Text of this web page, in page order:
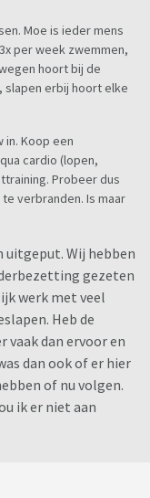
Moe is ieder mens
per week zwemmen,
hoort bij de
slapen erbij hoort elke
in. Koop een
cardio (lopen,
Probeer dus
verbranden. Is maar
uitgeput. Wij hebben
gezeten
werk met veel
Heb de
dan ervoor en
dan ook of er hier
of nu volgen.
ik er niet aan